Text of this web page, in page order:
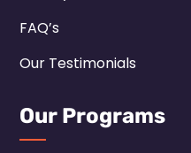
FAQ’s
Our Testimonials
Our Programs